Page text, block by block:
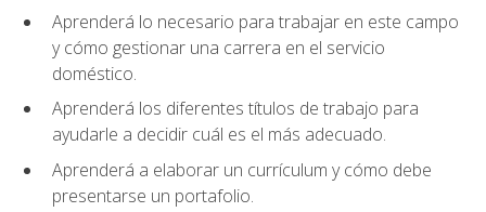
Aprenderá lo necesario para trabajar en este campo
y cómo gestionar una carrera en el servicio
doméstico.
Aprenderá los diferentes títulos de trabajo para
ayudarle a decidir cuál es el más adecuado.
Aprenderá a elaborar un currículum y cómo debe
presentarse un portafolio.